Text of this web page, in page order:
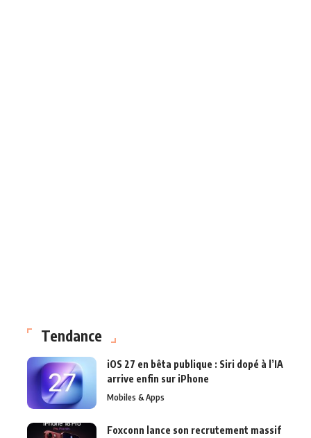
Tendance
iOS 27 en bêta publique : Siri dopé à l’IA
arrive enfin sur iPhone
Mobiles & Apps
Foxconn lance son recrutement massif